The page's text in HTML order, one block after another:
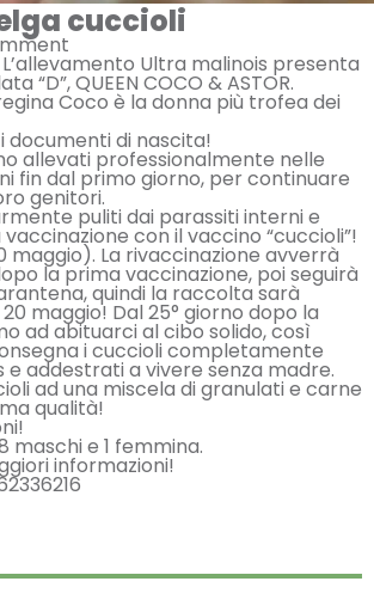
cuccioli
Ultra malinois presenta
“D”, QUEEN COCO & ASTOR.
Coco è la donna più trofea dei
documenti di nascita!
allevati professionalmente nelle
fin dal primo giorno, per continuare
genitori.
puliti dai parassiti interni e
con il vaccino “cuccioli”!
maggio). La rivaccinazione avverrà
la prima vaccinazione, poi seguirà
quindi la raccolta sarà
maggio! Dal 25° giorno dopo la
ad abituarci al cibo solido, così
i cuccioli completamente
addestrati a vivere senza madre.
ad una miscela di granulati e carne
qualità!
maschi e 1 femmina.
informazioni!